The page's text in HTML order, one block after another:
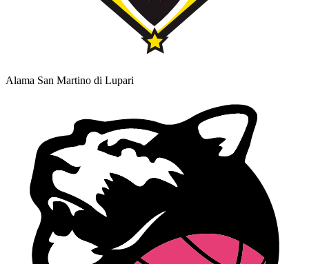
Alama San Martino di Lupari